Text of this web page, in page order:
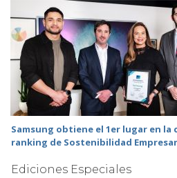
Samsung obtiene el 1er lugar en
ranking de Sostenibilidad
Ediciones Especiales